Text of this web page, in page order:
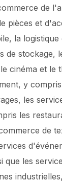
de
pièces et
la
de stockage,
cinéma et le
y
les
les
de
que les